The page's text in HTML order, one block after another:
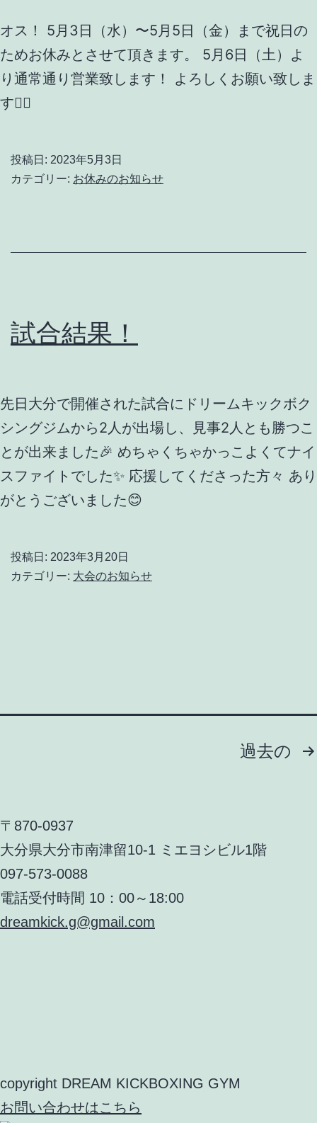
オス！ 5月3日（水）〜5月5日（金）まで祝日の
ためお休みとさせて頂きます。 5月6日（土）よ
り通常通り営業致します！ よろしくお願い致しま
す🙇‍♂️
投稿日: 2023年5月3日
カテゴリー: お休みのお知らせ
試合結果！
先日大分で開催された試合にドリームキックボク
シングジムから2人が出場し、見事2人とも勝つこ
とが出来ました🎉 めちゃくちゃかっこよくてナイ
スファイトでした✨ 応援してくださった方々 あり
がとうございました😊
投稿日: 2023年3月20日
カテゴリー: 大会のお知らせ
の
ペ
ー
ジ
過去の
〒870-0937
大分県大分市南津留10-1 ミエヨシビル1階
097-573-0088
電話受付時間 10：00～18:00
dreamkick.g@gmail.com
copyright DREAM KICKBOXING GYM
お問い合わせはこちら